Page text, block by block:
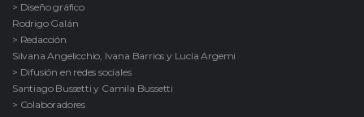
> Diseño gráfico
Rodrigo Galán
> Redacción
Silvana Angelicchio, Ivana Barrios y Lucía Argemi
> Difusión en redes sociales
Santiago Bussetti y Camila Bussetti
> Colaboradores